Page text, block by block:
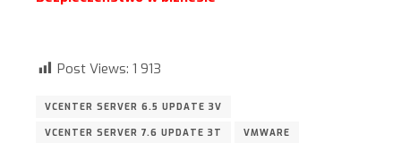
Post Views: 1 913
VCENTER SERVER 6.5 UPDATE 3V
VCENTER SERVER 7.6 UPDATE 3T VMWARE